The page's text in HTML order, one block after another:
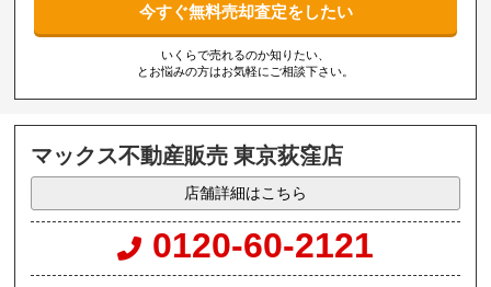
今すぐ無料売却査定をしたい
いくらで売れるのか知りたい、
とお悩みの方はお気軽にご相談下さい。
マックス不動産販売 東京荻窪店
店舗詳細はこちら
0120-60-2121